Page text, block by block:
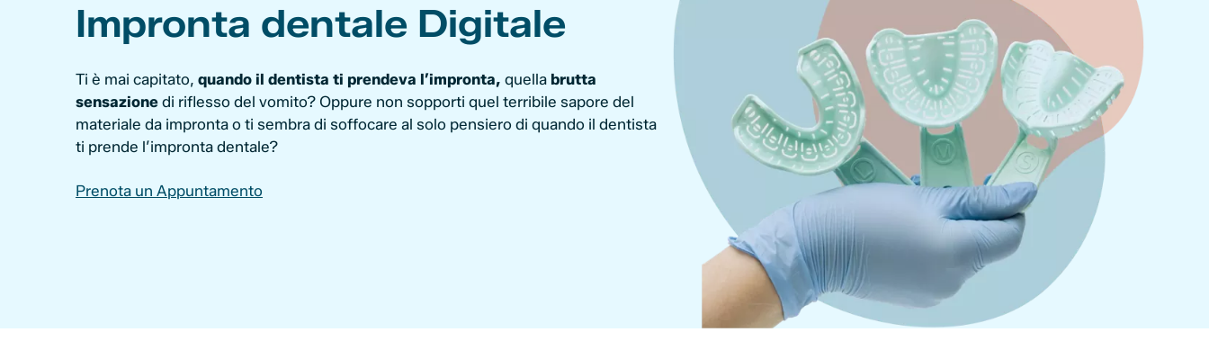
Impronta dentale Digitale
Ti è mai capitato, quando il dentista ti prendeva l’impronta, quella brutta
sensazione di riflesso del vomito? Oppure non sopporti quel terribile sapore del
materiale da impronta o ti sembra di soffocare al solo pensiero di quando il dentista
ti prende l’impronta dentale?
Prenota un Appuntamento